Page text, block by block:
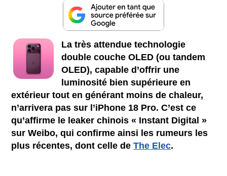
La très attendue technologie
double couche OLED (ou tandem
OLED), capable d’offrir une
luminosité bien supérieure en
extérieur tout en générant moins de chaleur,
n’arrivera pas sur l’iPhone 18 Pro. C’est ce
qu’affirme le leaker chinois « Instant Digital »
sur Weibo, qui confirme ainsi les rumeurs les
plus récentes, dont celle deThe Elec.